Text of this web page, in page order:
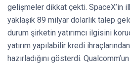
gelişmeler dikkat çekti. SpaceX’in
yaklaşık 89 milyar dolarlık talep
durum şirketin yatırımcı ilgisini
yatırım yapılabilir kredi
hazırladığını gösterdi.